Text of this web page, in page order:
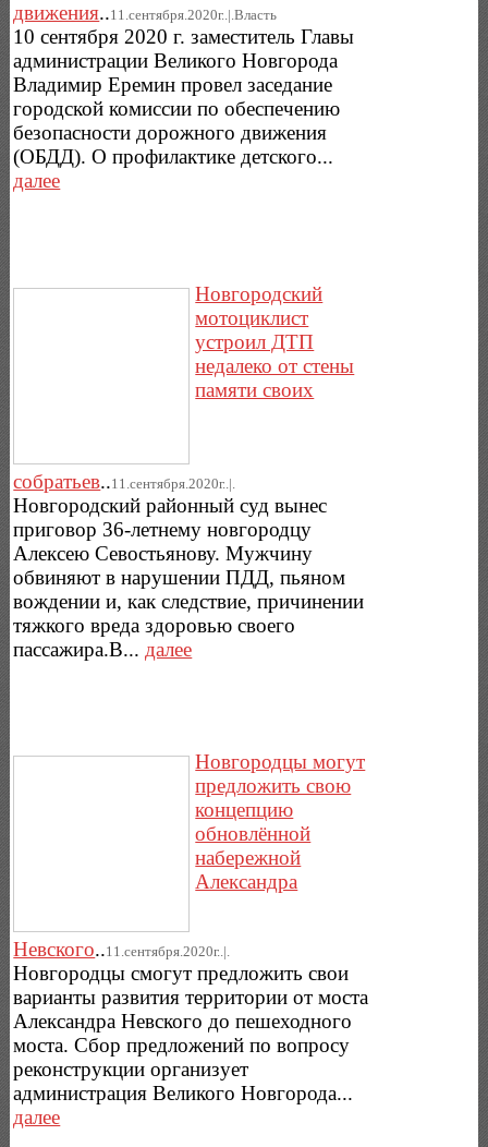
движения..11.сентября.2020г..|.Власть
10 сентября 2020 г. заместитель Главы
администрации Великого Новгорода
Владимир Еремин провел заседание
городской комиссии по обеспечению
безопасности дорожного движения
(ОБДД). О профилактике детского...
далее
Новгородский
мотоциклист
устроил ДТП
недалеко от стены
памяти своих
собратьев..11.сентября.2020г..|.
Новгородский районный суд вынес
приговор 36-летнему новгородцу
Алексею Севостьянову. Мужчину
обвиняют в нарушении ПДД, пьяном
вождении и, как следствие, причинении
тяжкого вреда здоровью своего
пассажира.В... далее
Новгородцы могут
предложить свою
концепцию
обновлённой
набережной
Александра
Невского..11.сентября.2020г..|.
Новгородцы смогут предложить свои
варианты развития территории от моста
Александра Невского до пешеходного
моста. Сбор предложений по вопросу
реконструкции организует
администрация Великого Новгорода...
далее